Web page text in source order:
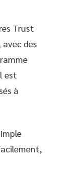
Trust
des
est
à